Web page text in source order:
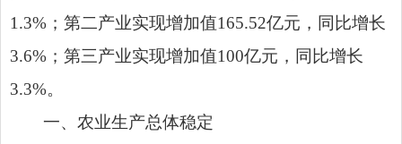
1.3% ；第二产业实现增加值165.52亿元，同比增长
3.6% ；第三产业实现增加值100亿元，同比增长
3.3%。
一、农业生产总体稳定